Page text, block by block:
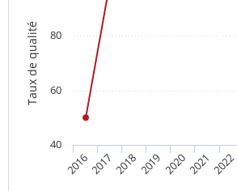
Taux de qualité
20162017 20182019202020212022
40
60
80